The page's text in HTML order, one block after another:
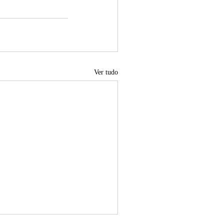
Ver tudo